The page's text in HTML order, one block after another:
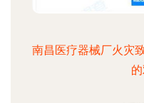
南昌医疗器械厂火灾